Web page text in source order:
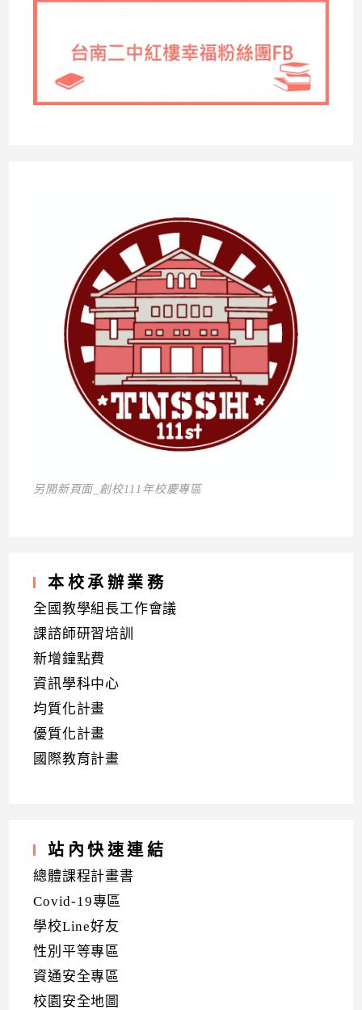
另開新頁面_創校111年校慶專區
本校承辦業務
全國教學組長工作會議
課諮師研習培訓
新增鐘點費
資訊學科中心
均質化計畫
優質化計畫
國際教育計畫
站內快速連結
總體課程計畫書
Covid-19專區
學校Line好友
性別平等專區
資通安全專區
校園安全地圖